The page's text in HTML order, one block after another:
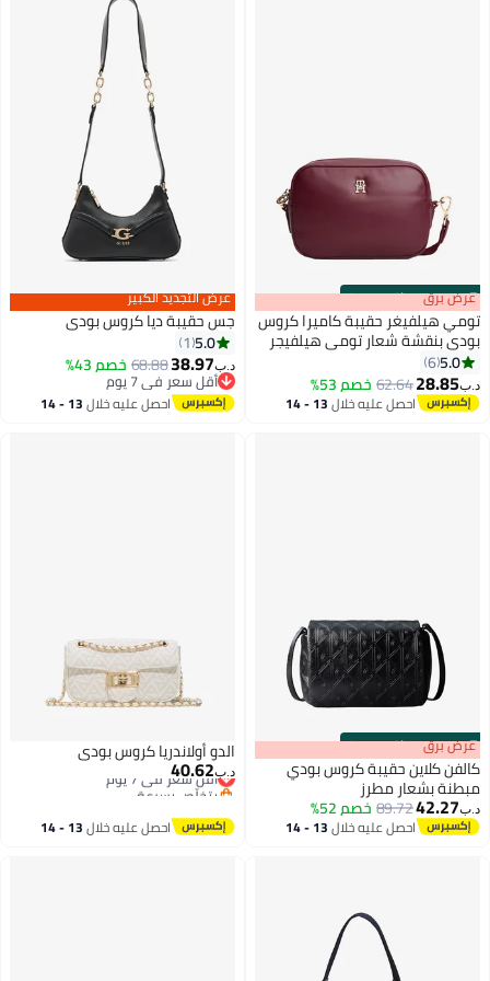
00m:00s
·باقي 100% عرض برق
تومي هيلفيغر حقيبة كاميرا كروس
بودي بنقشة شعار تومي هيلفيجر
5.0
6
د.ب‏28.85
62.64خصم 53%
احصل عليه خلال 13 - 14
2
عرض التجديد الكبير
جس حقيبة ديا كروس بودي
5.0
1
د.ب‏38.97
68.88خصم 43%
أقل سعر في 7 يوم
أقل سعر في 7 يوماحصل عليه خلال 13 - 14
00m:00s
·باقي 100%
2
عرض برق
كالفن كلاين حقيبة كروس بودي
مبطنة بشعار مطرز
د.ب‏42.27
89.72خصم 52%
احصل عليه خلال 13 - 14
الدو أولاندريا كروس بودي
د.ب‏40.62
أقل سعر في 7 يوم
بتخلّص بسرعة
أقل سعر في 7 يوم
احصل عليه خلال 13 - 14